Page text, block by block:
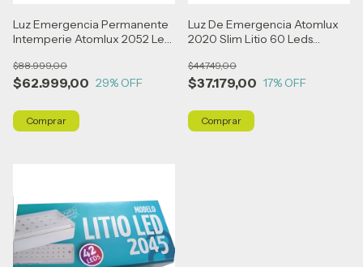
Luz Emergencia Permanente
Intemperie Atomlux 2052 Led
$62.999,00
$88.999,00
29% OFF
Luz De Emergencia Atomlux
2020 Slim Litio 60 Leds
$37.179,00
$44.749,00
17% OFF